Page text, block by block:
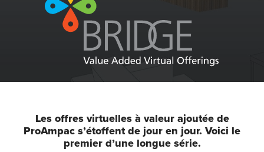
Les offres virtuelles à valeur ajoutée de
ProAmpac s’étoffent de jour en jour. Voici le
premier d’une longue série.